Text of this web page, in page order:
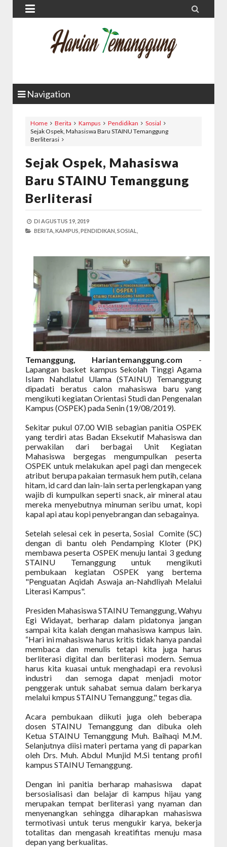
 
Navigation
Home Berita Kampus Pendidikan
Sosial
Sejak Ospek, Mahasiswa Baru STAINU Temanggung
Berliterasi
Sejak Ospek, Mahasiswa
Baru STAINU Temanggung
Berliterasi
DI AGUSTUS 19, 2019
BERITA, KAMPUS, PENDIDIKAN, SOSIAL,
Temanggung, Hariantemanggung.com -
Lapangan basket kampus Sekolah Tinggi Agama
Islam Nahdlatul Ulama (STAINU) Temanggung
dipadati beratus calon mahasiswa baru yang
mengikuti kegiatan Orientasi Studi dan Pengenalan
Kampus (OSPEK) pada Senin (19/08/2019).
Sekitar pukul 07.00 WIB sebagian panitia OSPEK
yang terdiri atas Badan Eksekutif Mahasiswa dan
perwakilan dari berbagai Unit Kegiatan
Mahasiswa bergegas mengumpulkan peserta
OSPEK untuk melakukan apel pagi dan mengecek
atribut berupa pakaian termasuk hem putih, celana
hitam, id card dan lain-lain serta perlengkapan yang
wajib di kumpulkan seperti snack, air mineral atau
mereka menyebutnya minuman seribu umat, kopi
kapal api atau kopi penyebrangan dan sebagainya.
Setelah selesai cek in peserta, Sosial Comite (SC)
dengan di bantu oleh Pendamping Kloter (PK)
membawa peserta OSPEK menuju lantai 3 gedung
STAINU Temanggung untuk mengikuti
pembukaan kegiatan OSPEK yang bertema
"Penguatan Aqidah Aswaja an-Nahdliyah Melalui
Literasi Kampus".
Presiden Mahasiswa STAINU Temanggung, Wahyu
Egi Widayat, berharap dalam pidatonya jangan
sampai kita kalah dengan mahasiswa kampus lain.
“Hari ini mahasiswa harus kritis tidak hanya pandai
membaca dan menulis tetapi kita juga harus
berliterasi digital dan berliterasi modern. Semua
harus kita kuasai untuk menghadapi era revolusi
industri
dan semoga dapat menjadi motor
penggerak untuk sahabat semua dalam berkarya
melalui kmpus STAINU Temanggung," tegas dia.
Acara pembukaan diikuti juga oleh beberapa
dosen STAINU Temanggung dan dibuka oleh
Ketua STAINU Temanggung Muh. Baihaqi M.M.
Selanjutnya diisi materi pertama yang di paparkan
oleh Drs. Muh. Abdul Munjid M.Si tentang profil
kampus STAINU Temanggung.
Dengan ini panitia berharap mahasiswa
dapat
bersosialisasi dan belajar di kampus hijau yang
merupakan tempat berliterasi yang nyaman dan
menyenangkan sehingga diharapkan mahasiswa
termotivasi untuk terus mengukir karya, bekerja
totalitas dan mengasah kreatifitas menuju masa
depan yang berkualitas.